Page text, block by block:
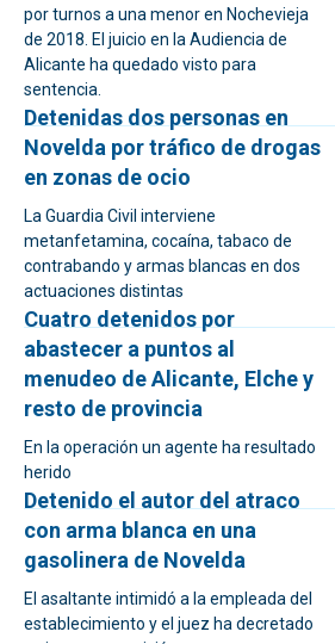
por turnos a una menor en Nochevieja
de 2018. El juicio en la Audiencia de
Alicante ha quedado visto para
sentencia.
Detenidas dos personas en
Novelda por tráfico de drogas
en zonas de ocio
La Guardia Civil interviene
metanfetamina, cocaína, tabaco de
contrabando y armas blancas en dos
actuaciones distintas
Cuatro detenidos por
abastecer a puntos al
menudeo de Alicante, Elche y
resto de provincia
En la operación un agente ha resultado
herido
Detenido el autor del atraco
con arma blanca en una
gasolinera de Novelda
El asaltante intimidó a la empleada del
establecimiento y el juez ha decretado